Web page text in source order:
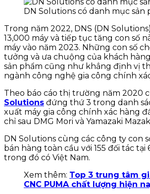
DN Solutions có danh mục sản
Trong năm 2022, DNS (DN
13,000 máy và tiếp tục tăng con số
máy vào năm 2023. Những con số
tưởng và ưa chuộng của khách
sản phẩm cũng như khẳng định vị
ngành công nghệ gia công chính
Theo báo cáo thị trường năm 2020
Solutions đứng thứ 3 trong danh
xuất máy gia công chính xác hàng
chỉ sau DMG Mori và Yamazaki
DN Solutions cùng các công ty con
bán hàng toàn cầu với 155 đối tác tại
trong đó có Việt Nam.
Xem thêm: Top 3 trung tâm
CNC PUMA chất lượng hiện